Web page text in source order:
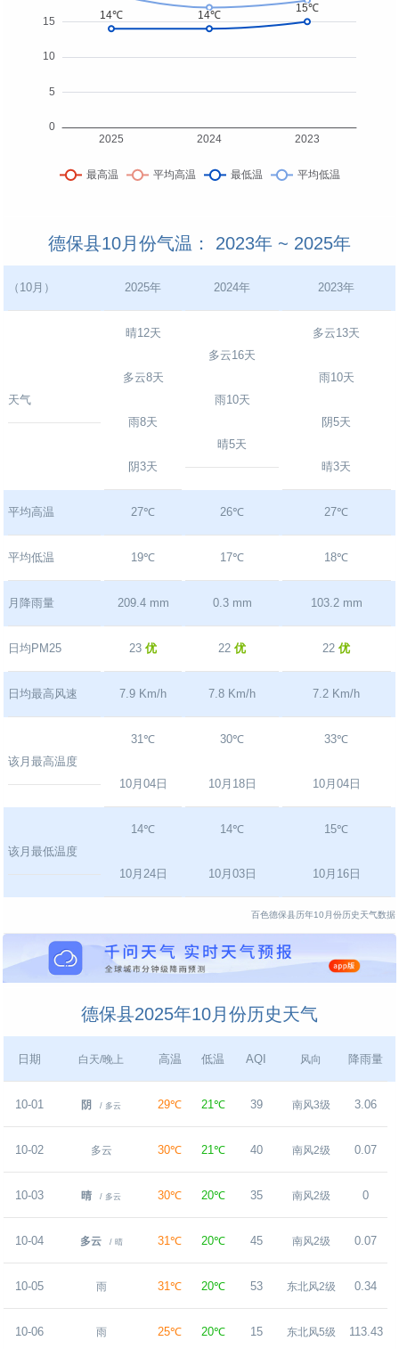
德保县10月份气温： 2023年 ~ 2025年
（10月） 2025年 2024年 2023年
天气
晴12天
多云8天
雨8天
阴3天
多云16天
雨10天
晴5天
多云13天
雨10天
阴5天
晴3天
平均高温 27℃ 26℃ 27℃
平均低温 19℃ 17℃ 18℃
月降雨量 209.4 mm 0.3 mm 103.2 mm
日均PM25 23优 22优 22优
日均最高风速 7.9 Km/h 7.8 Km/h 7.2 Km/h
该月最高温度
31℃
10月04日
30℃
10月18日
33℃
10月04日
该月最低温度
14℃
10月24日
14℃
10月03日
15℃
10月16日
百色德保县历年10月份历史天气数据
德保县2025年10月份历史天气
日期 白天/晚上 高温 低温 AQI 风向 降雨量
10-01 阴 / 多云 29℃ 21℃ 39 南风3级 3.06
10-02 多云 30℃ 21℃ 40 南风2级 0.07
10-03 晴 / 多云 30℃ 20℃ 35 南风2级 0
10-04 多云 / 晴 31℃ 20℃ 45 南风2级 0.07
10-05 雨 31℃ 20℃ 53 东北风2级 0.34
10-06 雨 25℃ 20℃ 15 东北风5级 113.43